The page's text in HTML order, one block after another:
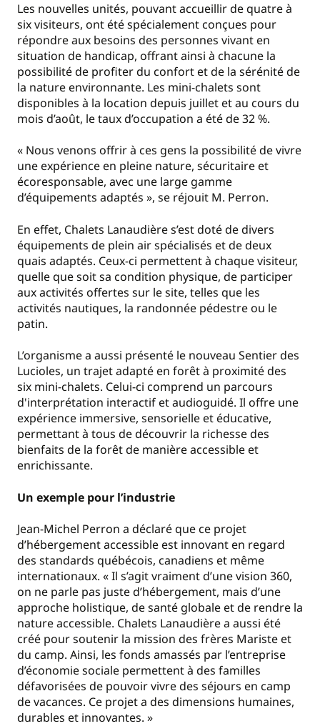
Les nouvelles unités, pouvant accueillir de quatre à
six visiteurs, ont été spécialement conçues pour
répondre aux besoins des personnes vivant en
situation de handicap, offrant ainsi à chacune la
possibilité de profiter du confort et de la sérénité de
la nature environnante. Les mini-chalets sont
disponibles à la location depuis juillet et au cours du
mois d’août, le taux d’occupation a été de 32 %.
« Nous venons offrir à ces gens la possibilité de vivre
une expérience en pleine nature, sécuritaire et
écoresponsable, avec une large gamme
d’équipements adaptés », se réjouit M. Perron.
En effet, Chalets Lanaudière s’est doté de divers
équipements de plein air spécialisés et de deux
quais adaptés. Ceux-ci permettent à chaque visiteur,
quelle que soit sa condition physique, de participer
aux activités offertes sur le site, telles que les
activités nautiques, la randonnée pédestre ou le
patin.
L’organisme a aussi présenté le nouveau Sentier des
Lucioles, un trajet adapté en forêt à proximité des
six mini-chalets. Celui-ci comprend un parcours
d'interprétation interactif et audioguidé. Il offre une
expérience immersive, sensorielle et éducative,
permettant à tous de découvrir la richesse des
bienfaits de la forêt de manière accessible et
enrichissante.
Un exemple pour l’industrie
Jean-Michel Perron a déclaré que ce projet
d’hébergement accessible est innovant en regard
des standards québécois, canadiens et même
internationaux. « Il s’agit vraiment d’une vision 360,
on ne parle pas juste d’hébergement, mais d’une
approche holistique, de santé globale et de rendre la
nature accessible. Chalets Lanaudière a aussi été
créé pour soutenir la mission des frères Mariste et
du camp. Ainsi, les fonds amassés par l’entreprise
d’économie sociale permettent à des familles
défavorisées de pouvoir vivre des séjours en camp
de vacances. Ce projet a des dimensions humaines,
durables et innovantes. »